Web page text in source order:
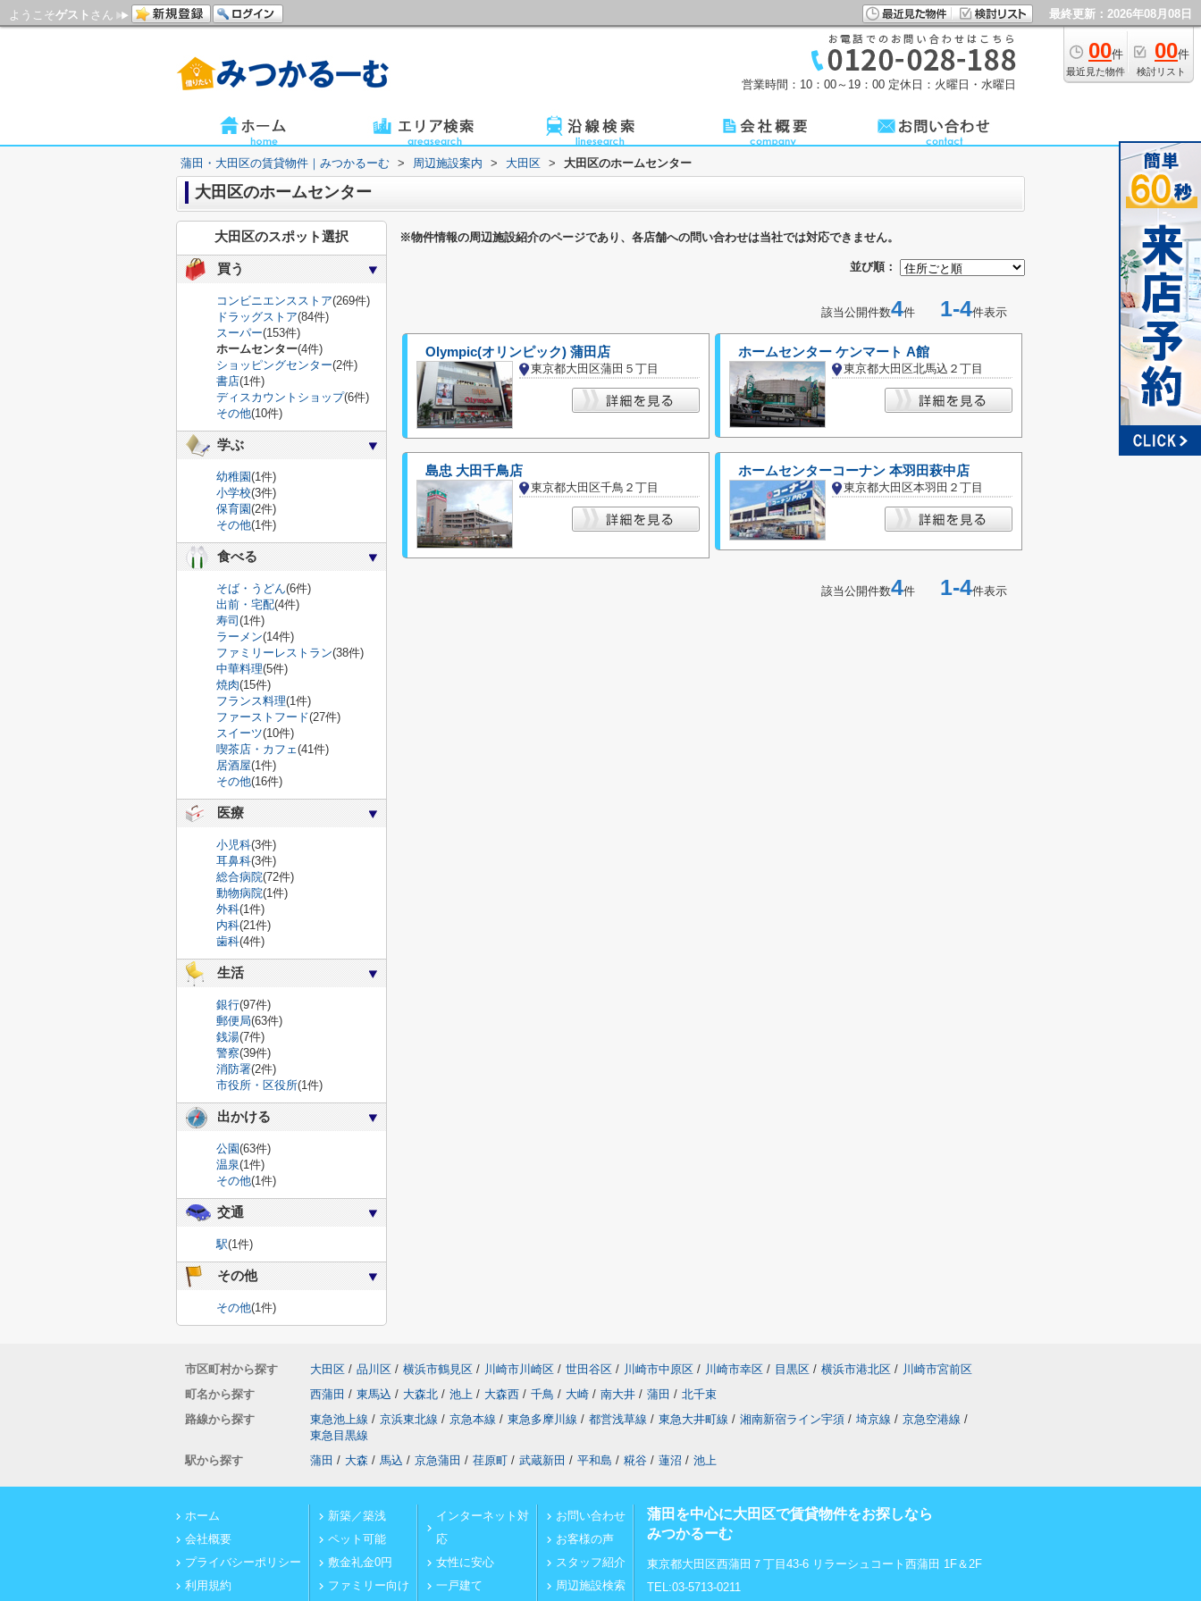
ようこそゲスト さん 最終更新：2026年08月08日
00件
最近見た物件
00件
検討リスト
営業時間：10：00～19：00 定休日：火曜日・水曜日
蒲田・大田区の賃貸物件｜みつかるーむ > 周辺施設案内 > 大田区 > 大田区のホームセンター
大田区のホームセンター
※物件情報の周辺施設紹介のページであり、各店舗への問い合わせは当社では対応できません。
並び順：
該当公開件数4件 1-4件表示
Olympic(オリンピック) 蒲田店
東京都大田区蒲田５丁目
ホームセンター ケンマート A館
東京都大田区北馬込２丁目
島忠 大田千鳥店
東京都大田区千鳥２丁目
ホームセンターコーナン 本羽田萩中店
東京都大田区本羽田２丁目
該当公開件数4件 1-4件表示
大田区のスポット選択
買う
コンビニエンスストア(269件)
ドラッグストア(84件)
スーパー(153件)
ホームセンター(4件)
ショッピングセンター(2件)
書店(1件)
ディスカウントショップ(6件)
その他(10件)
学ぶ
幼稚園(1件)
小学校(3件)
保育園(2件)
その他(1件)
食べる
そば・うどん(6件)
出前・宅配(4件)
寿司 (1件)
ラーメン(14件)
ファミリーレストラン(38件)
中華料理(5件)
焼肉(15件)
フランス料理(1件)
ファーストフード(27件)
スイーツ(10件)
喫茶店・カフェ(41件)
居酒屋(1件)
その他(16件)
医療
小児科(3件)
耳鼻科(3件)
総合病院(72件)
動物病院(1件)
外科(1件)
内科(21件)
歯科(4件)
生活
銀行(97件)
郵便局(63件)
銭湯(7件)
警察(39件)
消防署(2件)
市役所・区役所(1件)
出かける
公園(63件)
温泉(1件)
その他(1件)
交通
駅(1件)
その他
その他(1件)
市区町村から探す 大田区 / 品川区 / 横浜市鶴見区 / 川崎市川崎区 / 世田谷区 / 川崎市中原区 / 川崎市幸区 / 目黒区 / 横浜市港北区 / 川崎市宮前区
町名から探す
西蒲田 / 東馬込 / 大森北 / 池上 / 大森西 / 千鳥 / 大崎 / 南大井 / 蒲田 / 北千束
路線から探す
東急池上線 / 京浜東北線 / 京急本線 / 東急多摩川線 / 都営浅草線 / 東急大井町線 / 湘南新宿ライン宇須 / 埼京線 / 京急空港線 /
東急目黒線
駅から探す
蒲田 / 大森 / 馬込 / 京急蒲田 / 荏原町 / 武蔵新田 / 平和島 / 糀谷 / 蓮沼 / 池上
ホーム
会社概要
プライバシーポリシー
利用規約
新築／築浅
ペット可能
敷金礼金0円
ファミリー向け
インターネット対
応
女性に安心
一戸建て
お問い合わせ
お客様の声
スタッフ紹介
周辺施設検索
蒲田を中心に大田区で賃貸物件をお探しなら
みつかるーむ
東京都大田区西蒲田７丁目43-6 リラーシュコート西蒲田 1F＆2F
TEL:03-5713-0211